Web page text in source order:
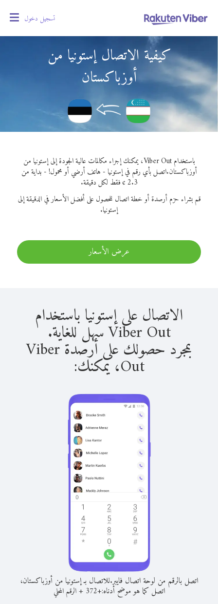
تسجيل دخول
كيفية الاتصال إستونيا من
أوزباكستان
باستخدام Viber Out، يمكنك إجراء مكالمات عالية الجودة إلى إستونيا من
أوزباكستان.اتصل بأي رقم في إستونيا - هاتف أرضي أو محمول! - بداية من
2.3 ¢ فقط لكل دقيقة.
قم بشراء حزم أرصدة أو خطة اتصال للحصول على أفضل الأسعار في الدقيقة إلى
إستونيا.
عرض الأسعار
الاتصال على إستونيا باستخدام
Viber Out سهل للغاية.
بمجرد حصولك على أرصدة Viber
Out، يمكنك:
اتصل بالرقم من لوحة اتصال فايبر.للاتصال بـ إستونيا من أوزباكستان،
اتصل كما هو موضح أدناه:+
372
+الرقم المحلي